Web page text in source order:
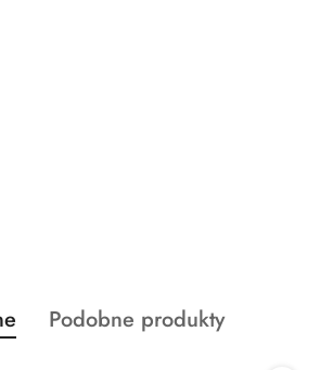
produktów
Produkty
Podobne produkty